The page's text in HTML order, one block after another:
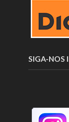
SIGA-NOS